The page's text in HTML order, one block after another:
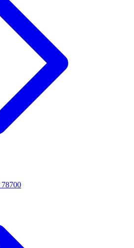
78700